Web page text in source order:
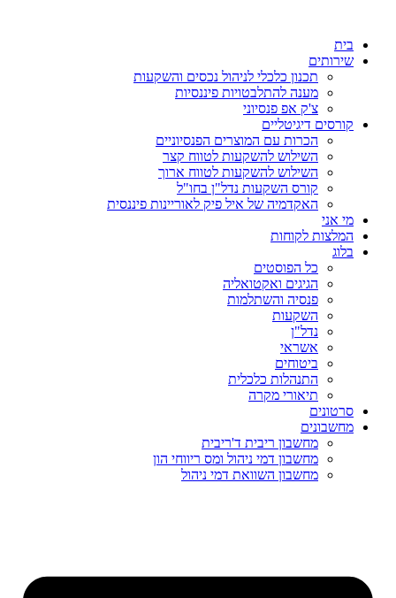
בית
שירותים
תכנון כלכלי לניהול נכסים והשקעות
מענה להתלבטויות פיננסיות
צ'ק אפ פנסיוני
קורסים דיגיטליים
הכרות עם המוצרים הפנסיוניים
השילוש להשקעות לטווח קצר
השילוש להשקעות לטווח ארוך
קורס השקעות נדל"ן בחו"ל
האקדמיה של איל פיק לאוריינות פיננסית
מי אני
המלצות לקוחות
בלוג
כל הפוסטים
הגיגים ואקטואליה
פנסיה והשתלמות
השקעות
נדל"ן
אשראי
ביטוחים
התנהלות כלכלית
תיאורי מקרה
סרטונים
מחשבונים
מחשבון ריבית ד'ריבית
מחשבון דמי ניהול ומס ריווחי הון
מחשבון השוואת דמי ניהול